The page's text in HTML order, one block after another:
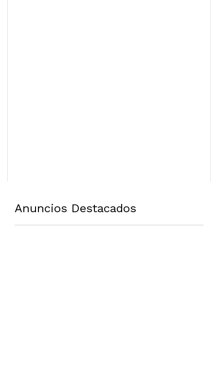
Anuncios Destacados